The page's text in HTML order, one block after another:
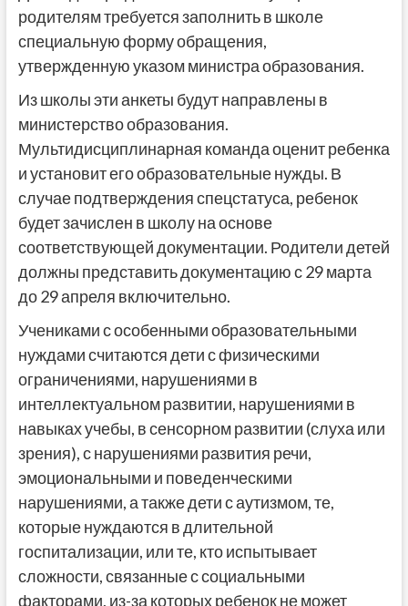
родителям требуется заполнить в школе
специальную форму обращения,
утвержденную указом министра образования.
Из школы эти анкеты будут направлены в
министерство образования.
Мультидисциплинарная команда оценит ребенка
и установит его образовательные нужды. В
случае подтверждения спецстатуса, ребенок
будет зачислен в школу на основе
соответствующей документации. Родители детей
должны представить документацию с 29 марта
до 29 апреля включительно.
Учениками с особенными образовательными
нуждами считаются дети с физическими
ограничениями, нарушениями в
интеллектуальном развитии, нарушениями в
навыках учебы, в сенсорном развитии (слуха или
зрения), с нарушениями развития речи,
эмоциональными и поведенческими
нарушениями, а также дети с аутизмом, те,
которые нуждаются в длительной
госпитализации, или те, кто испытывает
сложности, связанные с социальными
факторами, из-за которых ребенок не может